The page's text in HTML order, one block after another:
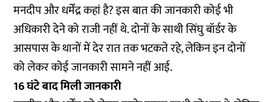
मनदीप और धर्मेंद्र कहां है? इस बात की जानकारी कोई भी
अधिकारी देने को राजी नहीं थे. दोनों के साथी सिंघु बॉर्डर के
आसपास के थानों में देर रात तक भटकते रहे, लेकिन इन दोनों
को लेकर कोई जानकारी सामने नहीं आई.
16 घंटे बाद मिली जानकारी